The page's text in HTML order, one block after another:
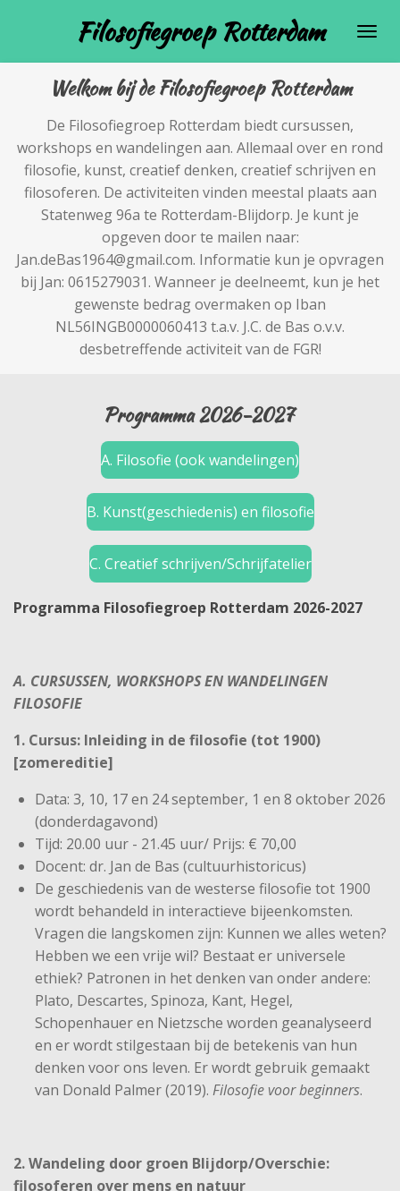
naar
Filosofiegroep Rotterdam
Welkom bij de Filosofiegroep Rotterdam
De Filosofiegroep Rotterdam biedt cursussen,
workshops en wandelingen aan. Allemaal over en rond
filosofie, kunst, creatief denken, creatief schrijven en
filosoferen. De activiteiten vinden meestal plaats aan
Statenweg 96a te Rotterdam-Blijdorp. Je kunt je
opgeven door te mailen naar:
Jan.deBas1964@gmail.com. Informatie kun je opvragen
bij Jan: 0615279031. Wanneer je deelneemt, kun je het
gewenste bedrag overmaken op Iban
NL56INGB0000060413 t.a.v. J.C. de Bas o.v.v.
desbetreffende activiteit van de FGR!
Programma 2026-2027
A. Filosofie (ook wandelingen)
B. Kunst(geschiedenis) en filosofie
C. Creatief schrijven/Schrijfatelier
Programma Filosofiegroep Rotterdam 2026-2027
A. CURSUSSEN, WORKSHOPS EN WANDELINGEN
FILOSOFIE
1. Cursus: Inleiding in de filosofie (tot 1900)
[zomereditie]
Data: 3, 10, 17 en 24 september, 1 en 8 oktober 2026
(donderdagavond)
Tijd: 20.00 uur - 21.45 uur/ Prijs: € 70,00
Docent: dr. Jan de Bas (cultuurhistoricus)
De geschiedenis van de westerse filosofie tot 1900
wordt behandeld in interactieve bijeenkomsten.
Vragen die langskomen zijn: Kunnen we alles weten?
Hebben we een vrije wil? Bestaat er universele
ethiek? Patronen in het denken van onder andere:
Plato, Descartes, Spinoza, Kant, Hegel,
Schopenhauer en Nietzsche worden geanalyseerd
en er wordt stilgestaan bij de betekenis van hun
denken voor ons leven. Er wordt gebruik gemaakt
van Donald Palmer (2019). Filosofie voor beginners.
2. Wandeling door groen Blijdorp/Overschie:
filosoferen over mens en natuur